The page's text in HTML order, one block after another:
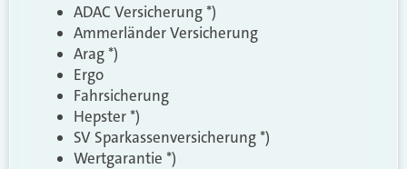
ADAC Versicherung *)
Ammerländer Versicherung
Arag *)
Ergo
Fahrsicherung
Hepster *)
SV Sparkassenversicherung *)
Wertgarantie *)